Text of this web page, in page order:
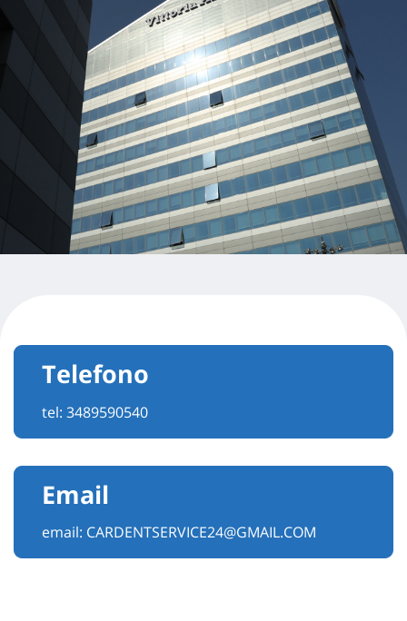
Telefono
tel: 3489590540
Email
email: CARDENTSERVICE24@GMAIL.COM